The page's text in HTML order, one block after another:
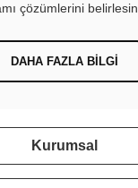
çözümlerini
DAHA FAZLA BILGI
Kurumsal